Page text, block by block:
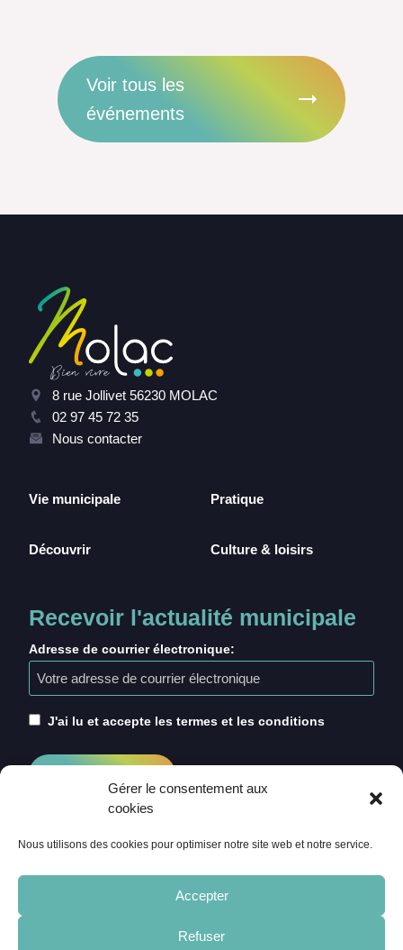
Gérer le consentement aux
cookies
Nous utilisons des cookies pour optimiser notre site web et notre service.
Accepter
Refuser
Voir tous les
événements
8 rue Jollivet 56230 MOLAC
02 97 45 72 35
Nous contacter
Vie municipale
Découvrir
Pratique
Culture & loisirs
Recevoir l'actualité municipale
Adresse de courrier électronique:
J'ai lu et accepte les termes et les conditions
CRÉDITS